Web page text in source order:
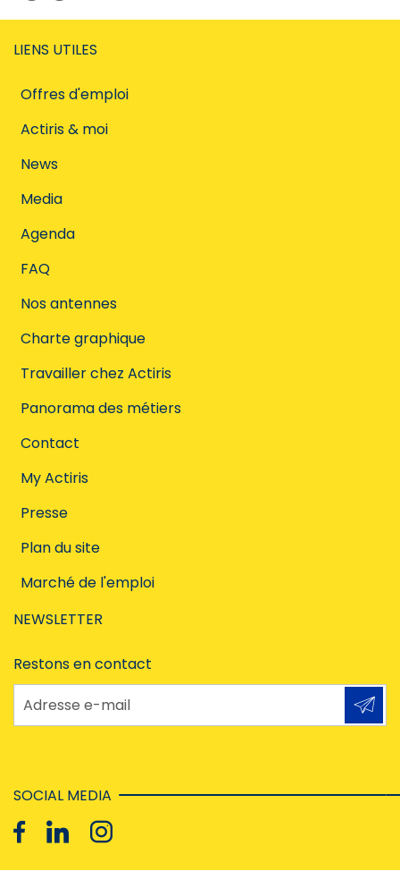
LIENS UTILES
Offres d'emploi
Actiris & moi
News
Media
Agenda
FAQ
Nos antennes
Charte graphique
Travailler chez Actiris
Panorama des métiers
Contact
My Actiris
Presse
Plan du site
Marché de l'emploi
NEWSLETTER
Restons en contact
Adresse e-mail
SOCIAL MEDIA